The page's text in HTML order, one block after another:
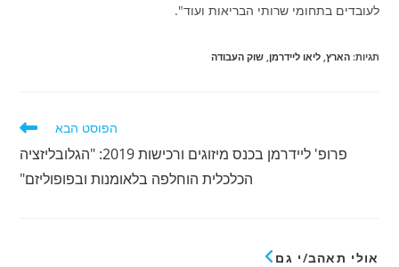
לעובדים בתחומי שרותי הבריאות ועוד".
תגיות:הארץ ליאו ליידרמן שוק העבודה
נוספים
הפוסט הבא
פרופ' ליידרמן בכנס מיזוגים ורכישות 2019: "הגלובליזציה
הכלכלית הוחלפה בלאומנות ובפופוליזם"
אולי תאהב/י גם